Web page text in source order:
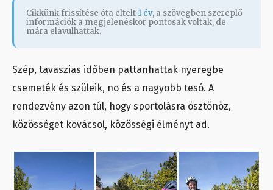
Cikkünk frissítése óta eltelt 1 év, a szövegben szereplő
információk a megjelenéskor pontosak voltak, de
mára elavulhattak.
Szép, tavaszias időben pattanhattak nyeregbe
csemeték és szüleik, no és a nagyobb tesó. A
rendezvény azon túl, hogy sportolásra ösztönöz,
közösséget kovácsol, közösségi élményt ad.